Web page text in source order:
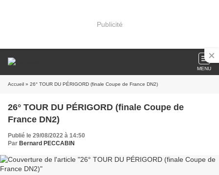
Publicité
MENU
Accueil » 26° TOUR DU PÉRIGORD (finale Coupe de France DN2)
26° TOUR DU PÉRIGORD (finale Coupe de
France DN2)
Publié le 29/08/2022 à 14:50
Par Bernard PECCABIN